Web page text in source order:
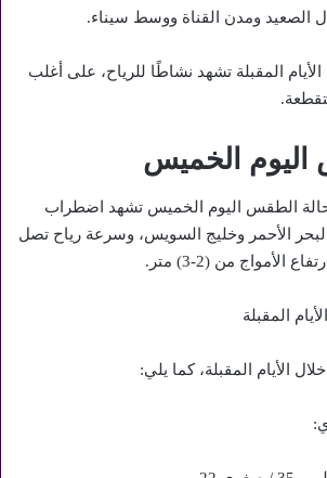
الصعيد ومدن القناة ووسط سيناء.
المقبلة تشهد نشاطًا للرياح، على أغلب
اليوم الخميس
حالة الطقس اليوم الخميس تشهد اضطراب
البحر الأحمر وخليج السويس، وسرعة رياح تصل
المقبلة
الأيام المقبلة، كما يلي: